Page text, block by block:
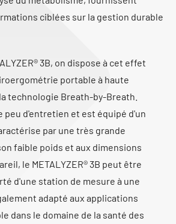
ciblées sur la gestion durable
3B, on dispose à cet effet
portable à haute
technologie Breath-by-Breath.
peu d'entretien et est équipé d'un
par une très grande
faible poids et aux dimensions
le METALYZER® 3B peut être
d'une station de mesure à une
adapté aux applications
dans le domaine de la santé des